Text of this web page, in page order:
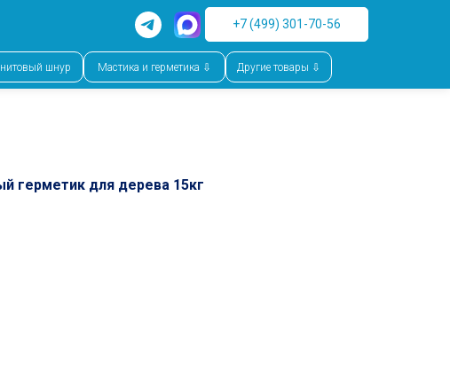
+7 (499) 301-70-56
шнур Мастика и герметика ⇩ Другие товары ⇩
герметик для дерева 15кг